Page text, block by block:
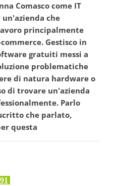
Comasco come IT
un'azienda che
principalmente
Gestisco in
gratuiti messi a
problematiche
di natura hardware o
di trovare un'azienda
Parlo
scritto che parlato,
questa